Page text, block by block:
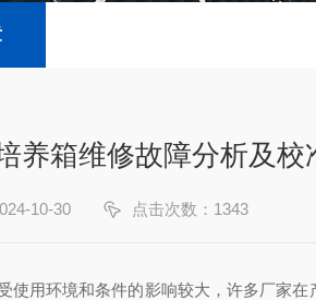
养箱维修故障分析及校
10-30 点击次数：1343
使用环境和条件的影响较大，许多厂家